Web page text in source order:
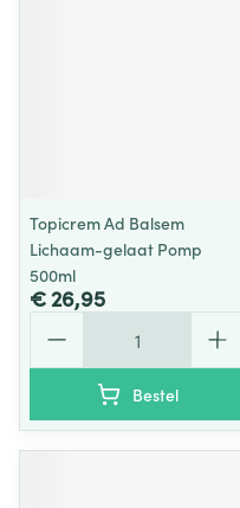
Topicrem Ad Balsem
Lichaam-gelaat Pomp
500ml
€ 26,95
Bestel